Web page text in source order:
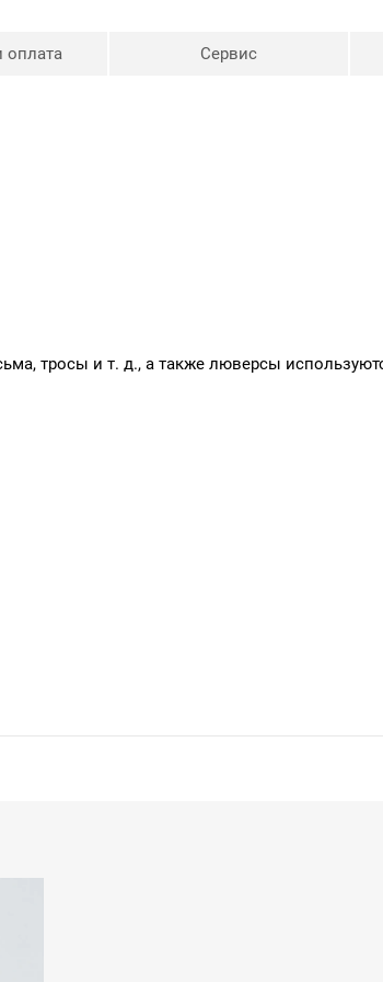
оплата Сервис
тросы и т. д., а также люверсы